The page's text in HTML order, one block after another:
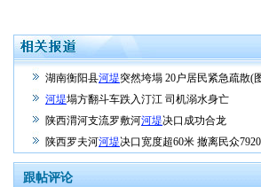
湖南衡阳县河堤突然垮塌 20户居民紧急疏散(
河堤塌方翻斗车跌入汀江 司机溺水身亡
陕西渭河支流罗敷河河堤决口成功合龙
陕西罗夫河河堤决口宽度超60米 撤离民众
跟帖评论